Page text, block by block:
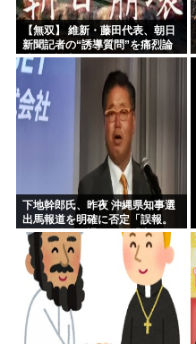
【無双】 維新・藤田代表、朝日
新聞記者の“誘導質問”を痛烈論
破する記者会見動画がネットで
大反響ｗｗｗｗｗ
下地幹郎氏、昨夜 沖縄県知事選
出馬報道を明確に否定「誤報。
私は政治を引退した」「出な
い」「出ない。変わらない」と
繰り返し強調